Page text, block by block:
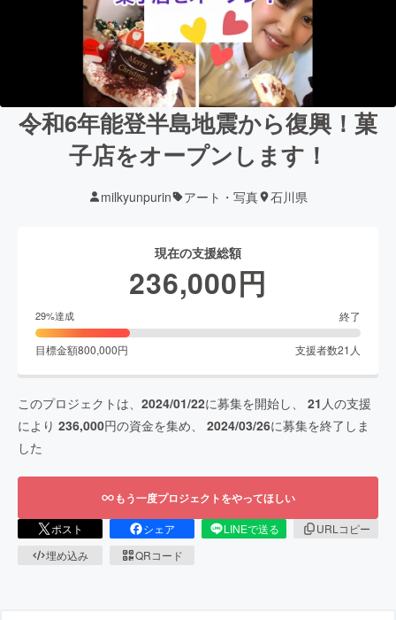
令和6年能登半島地震から復興！菓
子店をオープンします！
milkyunpurin アート・写真 石川県
現在の支援総額
236,000円
29%達成 終了
目標金額800,000円 支援者数21 人
このプロジェクトは、 2024/01/22に募集を開始し、 21 人の支援
により 236,000円の資金を集め、 2024/03/26に募集を終了しま
した
もう一度プロジェクトをやってほしい
ポスト シェア LINEで送る
URLコピー
埋め込み
QRコード